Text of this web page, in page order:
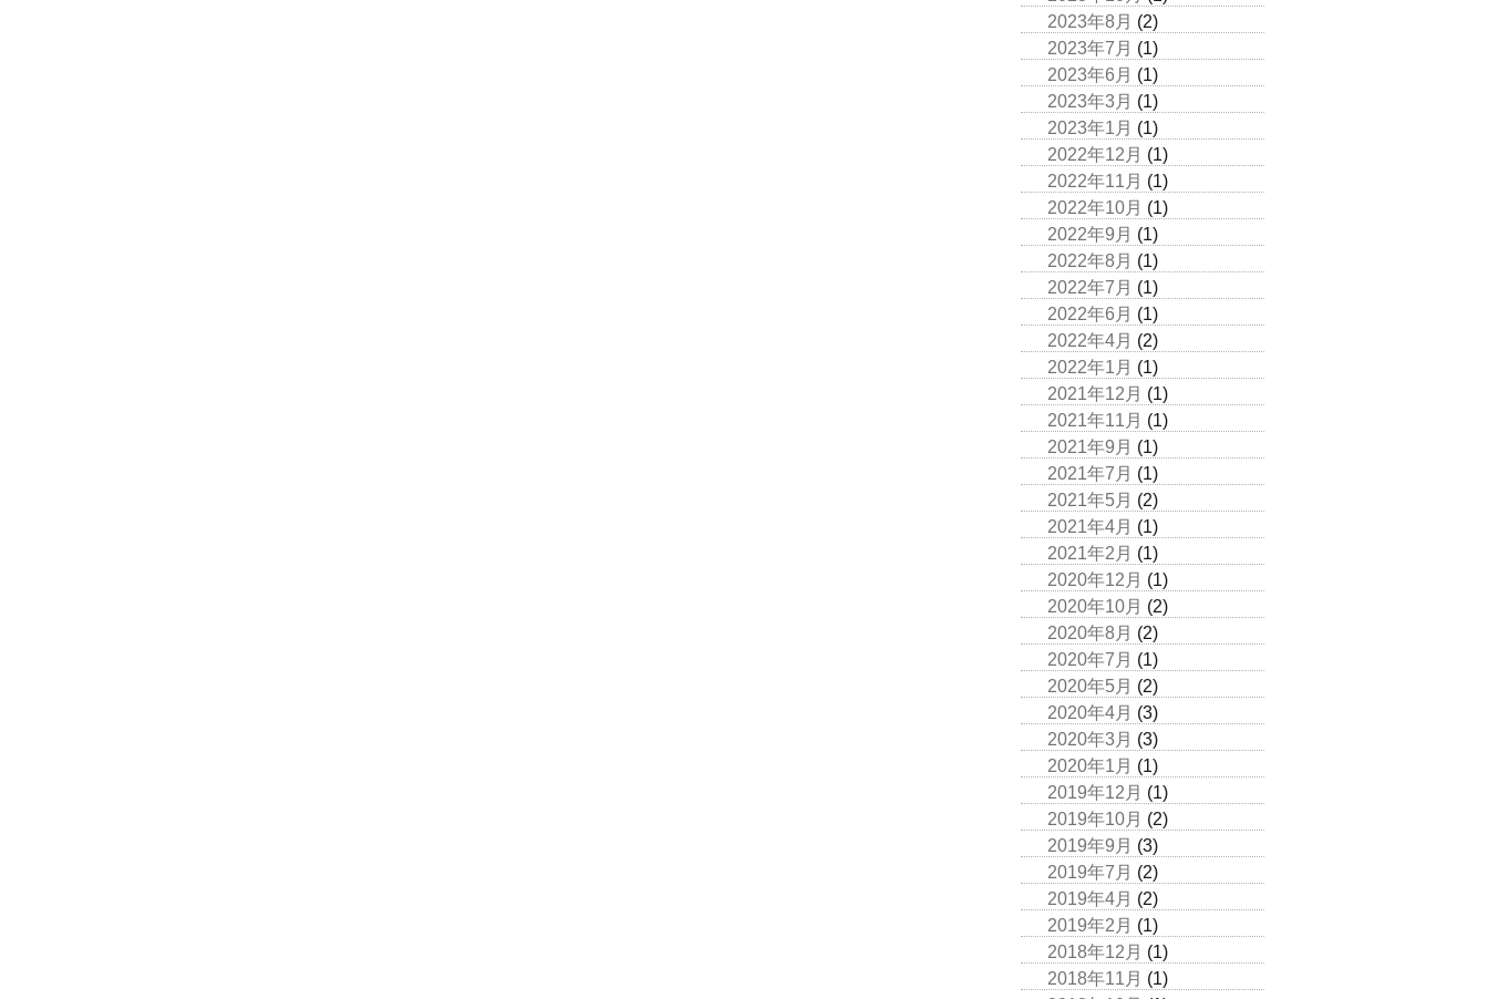
2023年8月 (2)
2023年7月 (1)
2023年6月 (1)
2023年3月 (1)
2023年1月 (1)
2022年12月 (1)
2022年11月 (1)
2022年10月 (1)
2022年9月 (1)
2022年8月 (1)
2022年7月 (1)
2022年6月 (1)
2022年4月 (2)
2022年1月 (1)
2021年12月 (1)
2021年11月 (1)
2021年9月 (1)
2021年7月 (1)
2021年5月 (2)
2021年4月 (1)
2021年2月 (1)
2020年12月 (1)
2020年10月 (2)
2020年8月 (2)
2020年7月 (1)
2020年5月 (2)
2020年4月 (3)
2020年3月 (3)
2020年1月 (1)
2019年12月 (1)
2019年10月 (2)
2019年9月 (3)
2019年7月 (2)
2019年4月 (2)
2019年2月 (1)
2018年12月 (1)
2018年11月 (1)